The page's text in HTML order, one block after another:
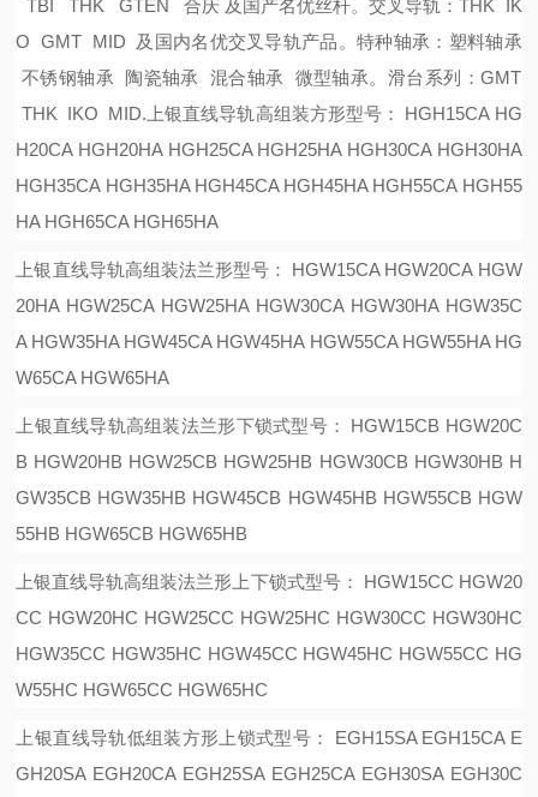
TBI THK GTEN 合庆 及国产名优丝杆。交叉导轨：THK IK
O GMT MID 及国内名优交叉导轨产品。特种轴承：塑料轴承
不锈钢轴承 陶瓷轴承 混合轴承 微型轴承。 滑台系列：GMT
THK IKO MID. 上银直线导轨高组装方形型号：
HGH15CA HG
H20CA HGH20HA HGH25CA HGH25HA HGH30CA HGH30HA
HGH35CA HGH35HA HGH45CA HGH45HA HGH55CA HGH55
HA HGH65CA HGH65HA
上银直线导轨高组装法兰形型号：
HGW15CA HGW20CA HGW
20HA HGW25CA HGW25HA HGW30CA HGW30HA HGW35C
A HGW35HA HGW45CA HGW45HA HGW55CA HGW55HA HG
W65CA HGW65HA
上银直线导轨高组装法兰形下锁式型号：
HGW15CB HGW20C
B HGW20HB HGW25CB HGW25HB HGW30CB HGW30HB H
GW35CB HGW35HB HGW45CB HGW45HB HGW55CB HGW
55HB HGW65CB HGW65HB
上银直线导轨高组装法兰形上下锁式型号：
HGW15CC HGW20
CC HGW20HC HGW25CC HGW25HC HGW30CC HGW30HC
HGW35CC HGW35HC HGW45CC HGW45HC HGW55CC HG
W55HC HGW65CC HGW65HC
上银直线导轨低组装方形上锁式型号：
EGH15SA EGH15CA E
GH20SA EGH20CA EGH25SA EGH25CA EGH30SA EGH30C